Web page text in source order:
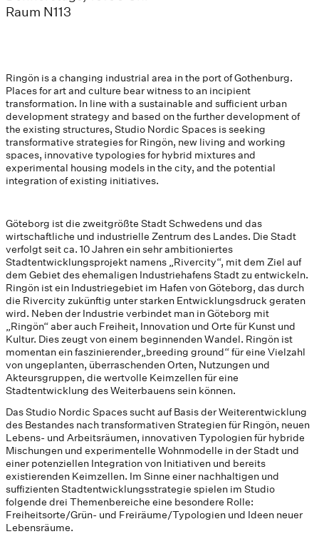
Raum N113
Ringön is a changing industrial area in the port of Gothenburg.
Places for art and culture bear witness to an incipient
transformation. In line with a sustainable and sufficient urban
development strategy and based on the further development of
the existing structures, Studio Nordic Spaces is seeking
transformative strategies for Ringön, new living and working
spaces, innovative typologies for hybrid mixtures and
experimental housing models in the city, and the potential
integration of existing initiatives.
Göteborg ist die zweitgrößte Stadt Schwedens und das
wirtschaftliche und industrielle Zentrum des Landes. Die Stadt
verfolgt seit ca. 10 Jahren ein sehr ambitioniertes
Stadtentwicklungsprojekt namens „Rivercity“, mit dem Ziel auf
dem Gebiet des ehemaligen Industriehafens Stadt zu entwickeln.
Ringön ist ein Industriegebiet im Hafen von Göteborg, das durch
die Rivercity zukünftig unter starken Entwicklungsdruck geraten
wird. Neben der Industrie verbindet man in Göteborg mit
„Ringön“ aber auch Freiheit, Innovation und Orte für Kunst und
Kultur. Dies zeugt von einem beginnenden Wandel. Ringön ist
momentan ein faszinierender„breeding ground“ für eine Vielzahl
von ungeplanten, überraschenden Orten, Nutzungen und
Akteursgruppen, die wertvolle Keimzellen für eine
Stadtentwicklung des Weiterbauens sein können.
Das Studio Nordic Spaces sucht auf Basis der Weiterentwicklung
des Bestandes nach transformativen Strategien für Ringön, neuen
Lebens- und Arbeitsräumen, innovativen Typologien für hybride
Mischungen und experimentelle Wohnmodelle in der Stadt und
einer potenziellen Integration von Initiativen und bereits
existierenden Keimzellen. Im Sinne einer nachhaltigen und
suffizienten Stadtentwicklungsstrategie spielen im Studio
folgende drei Themenbereiche eine besondere Rolle:
Freiheitsorte/Grün- und Freiräume/Typologien und Ideen neuer
Lebensräume.